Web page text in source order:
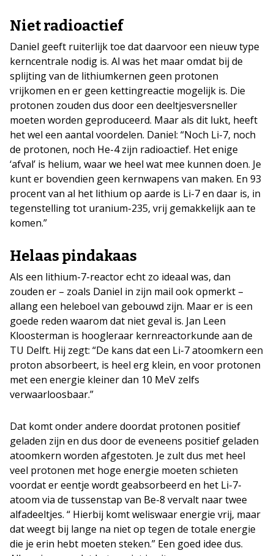
Niet radioactief
Daniel geeft ruiterlijk toe dat daarvoor een nieuw type
kerncentrale nodig is. Al was het maar omdat bij de
splijting van de lithiumkernen geen protonen
vrijkomen en er geen kettingreactie mogelijk is. Die
protonen zouden dus door een deeltjesversneller
moeten worden geproduceerd. Maar als dit lukt, heeft
het wel een aantal voordelen. Daniel: “Noch Li-7, noch
de protonen, noch He-4 zijn radioactief. Het enige
‘afval’ is helium, waar we heel wat mee kunnen doen. Je
kunt er bovendien geen kernwapens van maken. En 93
procent van al het lithium op aarde is Li-7 en daar is, in
tegenstelling tot uranium-235, vrij gemakkelijk aan te
komen.”
Helaas pindakaas
Als een lithium-7-reactor echt zo ideaal was, dan
zouden er – zoals Daniel in zijn mail ook opmerkt –
allang een heleboel van gebouwd zijn. Maar er is een
goede reden waarom dat niet geval is. Jan Leen
Kloosterman is hoogleraar kernreactorkunde aan de
TU Delft. Hij zegt: “De kans dat een Li-7 atoomkern een
proton absorbeert, is heel erg klein, en voor protonen
met een energie kleiner dan 10 MeV zelfs
verwaarloosbaar.”
Dat komt onder andere doordat protonen positief
geladen zijn en dus door de eveneens positief geladen
atoomkern worden afgestoten. Je zult dus met heel
veel protonen met hoge energie moeten schieten
voordat er eentje wordt geabsorbeerd en het Li-7-
atoom via de tussenstap van Be-8 vervalt naar twee
alfadeeltjes. “ Hierbij komt weliswaar energie vrij, maar
dat weegt bij lange na niet op tegen de totale energie
die je erin hebt moeten steken.” Een goed idee dus.